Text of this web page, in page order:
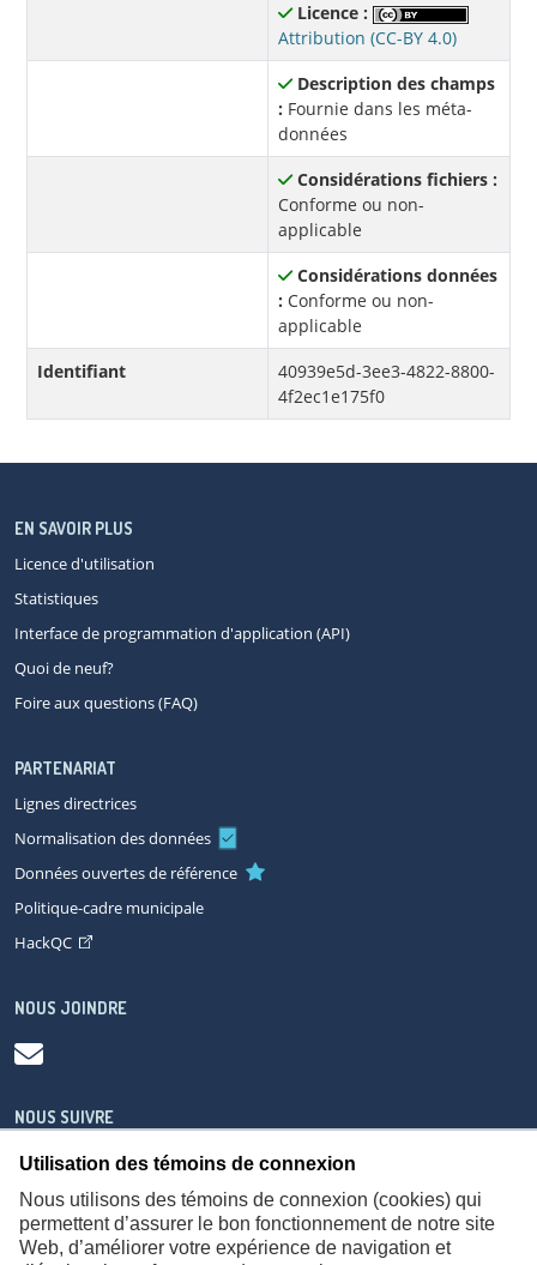
Licence :
Attribution (CC-BY 4.0)
Description des champs
: Fournie dans les méta-
données
Considérations fichiers :
Conforme ou non-
applicable
Considérations données
: Conforme ou non-
applicable
Identifiant
40939e5d-3ee3-4822-8800-
4f2ec1e175f0
Utilisation des témoins de connexion
Nous utilisons des témoins de connexion (cookies) qui
permettent d’assurer le bon fonctionnement de notre site
Web, d’améliorer votre expérience de navigation et
EN SAVOIR PLUS
Licence d'utilisation
Statistiques
Interface de programmation d'application (API)
Quoi de neuf?
Foire aux questions (FAQ)
PARTENARIAT
Lignes directrices
Normalisation des données
Données ouvertes de référence
Politique-cadre municipale
HackQC
NOUS JOINDRE
NOUS SUIVRE